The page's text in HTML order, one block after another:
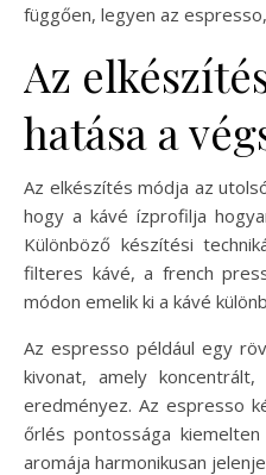
függően, legyen az
Az
hatása a
Az elkészítés módja az
hogy a kávé ízprofilja
Különböző készítési
filteres kávé, a french
módon emelik ki a kávé
Az espresso például egy
kivonat, amely
eredményez. Az espresso
őrlés pontossága
aromája harmonikusan